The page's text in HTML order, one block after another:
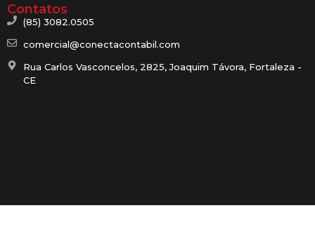
Contatos
(85) 3082.0505
comercial@conectacontabil.com
Rua Carlos Vasconcelos, 2825, Joaquim Távora, Fortaleza -
CE